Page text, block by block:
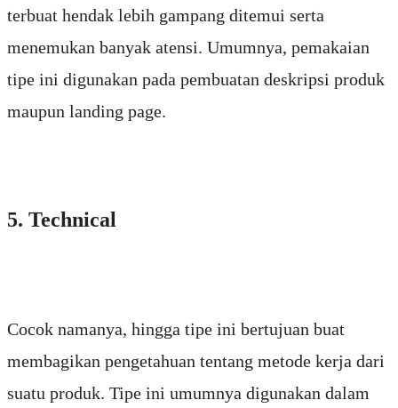
terbuat hendak lebih gampang ditemui serta
menemukan banyak atensi. Umumnya, pemakaian
tipe ini digunakan pada pembuatan deskripsi produk
maupun landing page.
5. Technical
Cocok namanya, hingga tipe ini bertujuan buat
membagikan pengetahuan tentang metode kerja dari
suatu produk. Tipe ini umumnya digunakan dalam